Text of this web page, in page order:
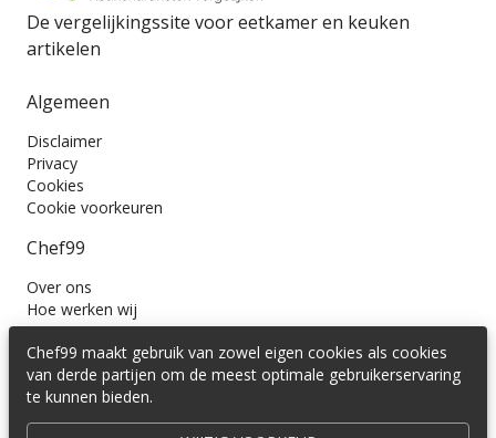
De vergelijkingssite voor eetkamer en keuken
artikelen
Algemeen
Disclaimer
Privacy
Cookies
Cookie voorkeuren
Chef99
Over ons
Hoe werken wij
Contact
Wil je ons volgen?
Chef99 maakt gebruik van zowel eigen cookies als cookies
van derde partijen om de meest optimale gebruikerservaring
te kunnen bieden.